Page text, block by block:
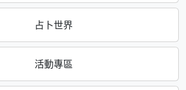
占卜世界
活動專區